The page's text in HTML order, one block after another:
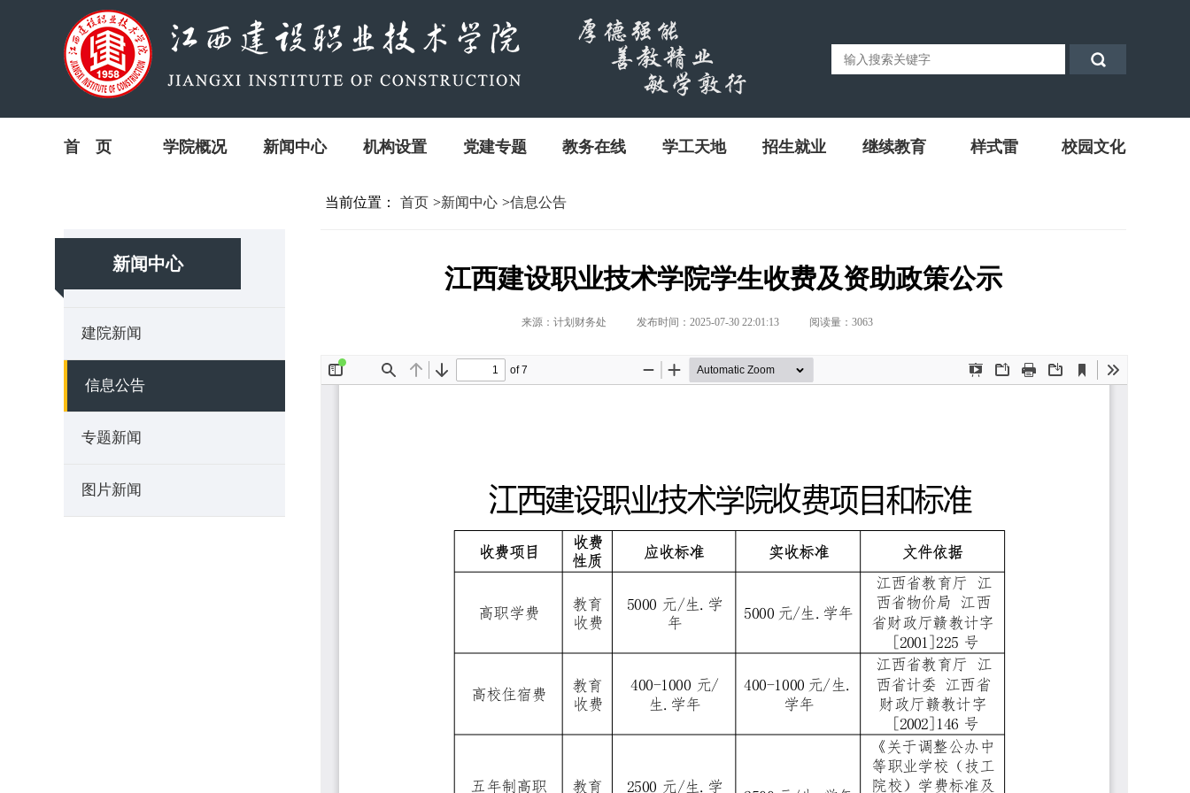
首 页 学院概况 新闻中心 机构设置 党建专题 教务在线 学工天地 招生就业 继续教育 样式雷 校园文化
新闻中心
建院新闻
信息公告
专题新闻
图片新闻
当前位置： 首页 >新闻中心 >信息公告
江西建设职业技术学院学生收费及资助政策公示
来源：计划财务处 发布时间：2025-07-30 22:01:13 阅读量： 3063